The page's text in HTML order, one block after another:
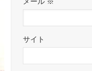
メール ※
サイト